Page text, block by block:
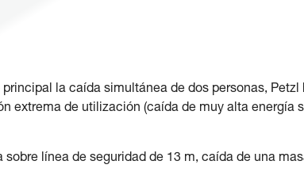
principal la caída simultánea de dos personas,
extrema de utilización (caída de muy alta energía
sobre línea de seguridad de 13 m, caída de una